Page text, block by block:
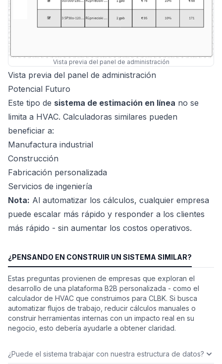
Vista previa del panel de administración
Vista previa del panel de administración
Potencial Futuro
Este tipo de sistema de estimación en línea no se
limita a HVAC. Calculadoras similares pueden
beneficiar a:
Manufactura industrial
Construcción
Fabricación personalizada
Servicios de ingeniería
Nota: Al automatizar los cálculos, cualquier empresa
puede escalar más rápido y responder a los clientes
más rápido - sin aumentar los costos operativos.
¿PENSANDO EN CONSTRUIR UN SISTEMA SIMILAR?
Estas preguntas provienen de empresas que exploran el
desarrollo de una plataforma B2B personalizada - como el
calculador de HVAC que construimos para CLBK. Si busca
automatizar flujos de trabajo, reducir cálculos manuales o
construir herramientas internas con un impacto real en su
negocio, esto debería ayudarle a obtener claridad.
¿Puede el sistema trabajar con nuestra estructura de datos?